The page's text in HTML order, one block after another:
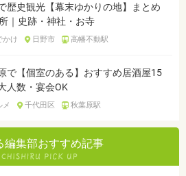
歴史観光【幕末ゆかりの地】まとめ
｜史跡・神社・お寺
かけ 日野市 高幡不動駅
で【個室のある】おすすめ居酒屋15
人数・宴会OK
メ 千代田区 秋葉原駅
編集部おすすめ記事